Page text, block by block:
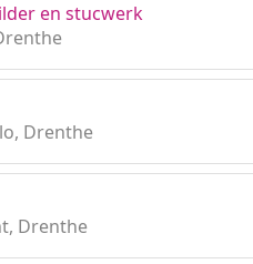
en stucwerk
Drenthe
Drenthe